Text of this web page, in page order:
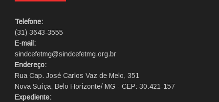
Telefone:
(31) 3643-3555
E-mail:
sindcefetmg@sindcefetmg.org.br
Endereço:
Rua Cap. José Carlos Vaz de Melo, 351
Nova Suíça, Belo Horizonte/ MG - CEP: 30.421-157
Expediente: